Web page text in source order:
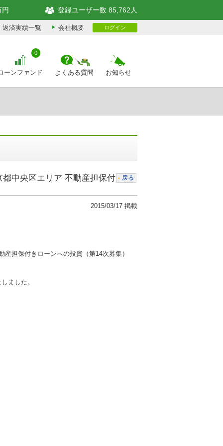
円 登録ユーザー数 85,762人
返済実績一覧 会社概要 ログイン
ーンファンド
0
よくある質問 お知らせ
中央区エリア 不動産担保付 戻る
2015/03/17 掲載
担保付きローンへの投資（第14次募集）
ました。